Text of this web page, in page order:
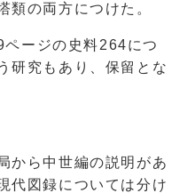
類の両方につけた。
ページの史料264につ
研究もあり、保留とな
から中世編の説明があ
代図録については分け